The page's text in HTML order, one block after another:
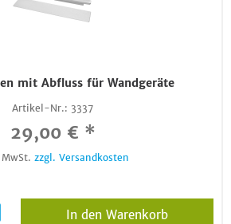
mit Abfluss für Wandgeräte
Artikel-Nr.: 3337
29,00 € *
zzgl. Versandkosten
In den Warenkorb